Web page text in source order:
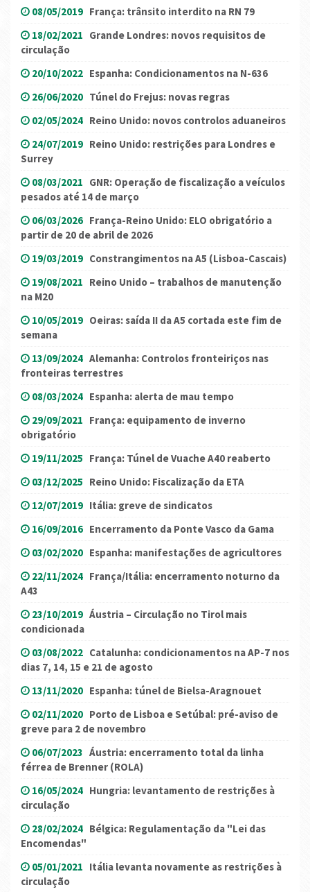
08/05/2019 França: trânsito interdito na RN 79
18/02/2021 Grande Londres: novos requisitos de
circulação
20/10/2022 Espanha: Condicionamentos na N-636
26/06/2020 Túnel do Frejus: novas regras
02/05/2024 Reino Unido: novos controlos aduaneiros
24/07/2019 Reino Unido: restrições para Londres e
Surrey
08/03/2021 GNR: Operação de fiscalização a veículos
pesados até 14 de março
06/03/2026 França-Reino Unido: ELO obrigatório a
partir de 20 de abril de 2026
19/03/2019 Constrangimentos na A5 (Lisboa-Cascais)
19/08/2021 Reino Unido – trabalhos de manutenção
na M20
10/05/2019 Oeiras: saída II da A5 cortada este fim de
semana
13/09/2024 Alemanha: Controlos fronteiriços nas
fronteiras terrestres
08/03/2024 Espanha: alerta de mau tempo
29/09/2021 França: equipamento de inverno
obrigatório
19/11/2025 França: Túnel de Vuache A40 reaberto
03/12/2025 Reino Unido: Fiscalização da ETA
12/07/2019 Itália: greve de sindicatos
16/09/2016 Encerramento da Ponte Vasco da Gama
03/02/2020 Espanha: manifestações de agricultores
22/11/2024 França/Itália: encerramento noturno da
A43
23/10/2019 Áustria – Circulação no Tirol mais
condicionada
03/08/2022 Catalunha: condicionamentos na AP-7 nos
dias 7, 14, 15 e 21 de agosto
13/11/2020 Espanha: túnel de Bielsa-Aragnouet
02/11/2020 Porto de Lisboa e Setúbal: pré-aviso de
greve para 2 de novembro
06/07/2023 Áustria: encerramento total da linha
férrea de Brenner (ROLA)
16/05/2024 Hungria: levantamento de restrições à
circulação
28/02/2024 Bélgica: Regulamentação da "Lei das
Encomendas"
05/01/2021 Itália levanta novamente as restrições à
circulação